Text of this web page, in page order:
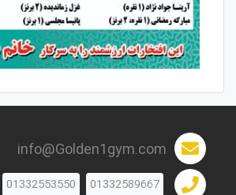
info@Golden1gym.com
01332589667
01332553550